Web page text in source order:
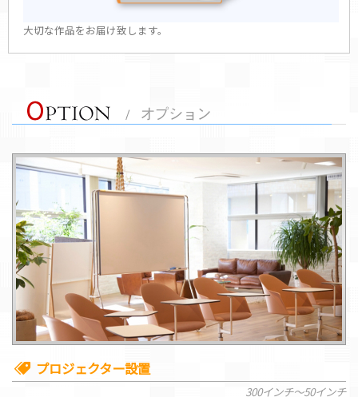
大切な作品をお届け致します。
プロジェクター設置
300インチ～50インチ